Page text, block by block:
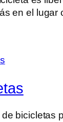
en el lugar
bicicletas